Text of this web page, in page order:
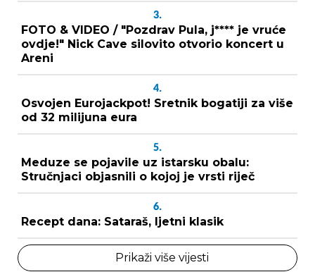
3.
FOTO & VIDEO / "Pozdrav Pula, j**** je vruće
ovdje!" Nick Cave silovito otvorio koncert u
Areni
4.
Osvojen Eurojackpot! Sretnik bogatiji za više
od 32 milijuna eura
5.
Meduze se pojavile uz istarsku obalu:
Stručnjaci objasnili o kojoj je vrsti riječ
6.
Recept dana: Sataraš, ljetni klasik
Prikaži više vijesti